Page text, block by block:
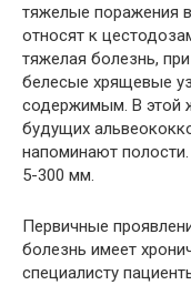
тяжелые поражения
относят к
тяжелая болезнь,
белесые хрящевые
содержимым. В этой
будущих
напоминают
5-300 мм.
Первичные
болезнь имеет
специалисту